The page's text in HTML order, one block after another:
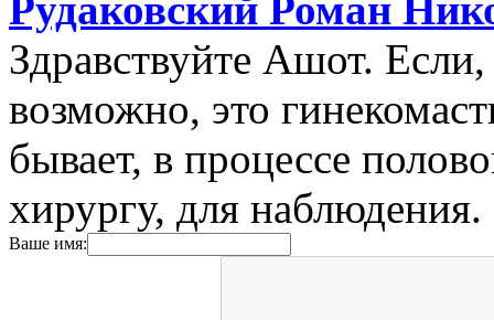
Рудаковский Роман
Здравствуйте Ашот.
возможно, это
бывает, в процессе
хирургу, для наблюдения.
Ваше имя: